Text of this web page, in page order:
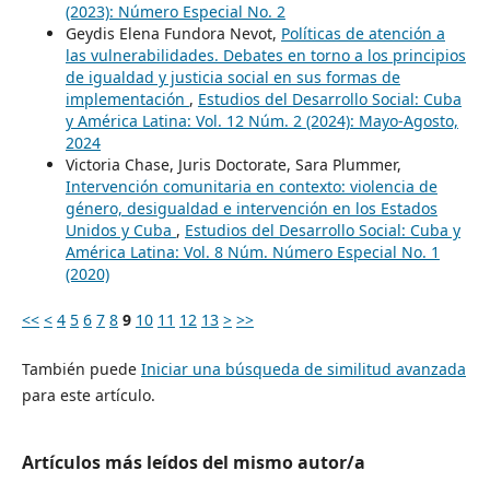
(2023): Número Especial No. 2
Geydis Elena Fundora Nevot, Políticas de atención a
las vulnerabilidades. Debates en torno a los principios
de igualdad y justicia social en sus formas de
implementación , Estudios del Desarrollo Social: Cuba
y América Latina: Vol. 12 Núm. 2 (2024): Mayo-Agosto,
2024
Victoria Chase, Juris Doctorate, Sara Plummer,
Intervención comunitaria en contexto: violencia de
género, desigualdad e intervención en los Estados
Unidos y Cuba , Estudios del Desarrollo Social: Cuba y
América Latina: Vol. 8 Núm. Número Especial No. 1
(2020)
<< < 4 5 6 7 8 9 10 11 12 13 > >>
También puede Iniciar una búsqueda de similitud avanzada
para este artículo.
Artículos más leídos del mismo autor/a